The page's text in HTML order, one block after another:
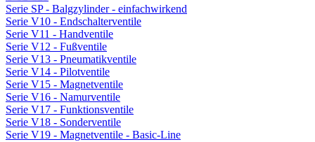
Serie SP - Balgzylinder - einfachwirkend
Serie V10 - Endschalterventile
Serie V11 - Handventile
Serie V12 - Fußventile
Serie V13 - Pneumatikventile
Serie V14 - Pilotventile
Serie V15 - Magnetventile
Serie V16 - Namurventile
Serie V17 - Funktionsventile
Serie V18 - Sonderventile
Serie V19 - Magnetventile - Basic-Line